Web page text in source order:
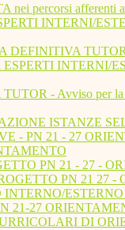
percorsi afferenti
INTERNI/
INTERNI/
- Avviso per la
ISTANZE
- PN 21 - 27
PN 21 - 27 -
PN 21 27 -
21-27
DI